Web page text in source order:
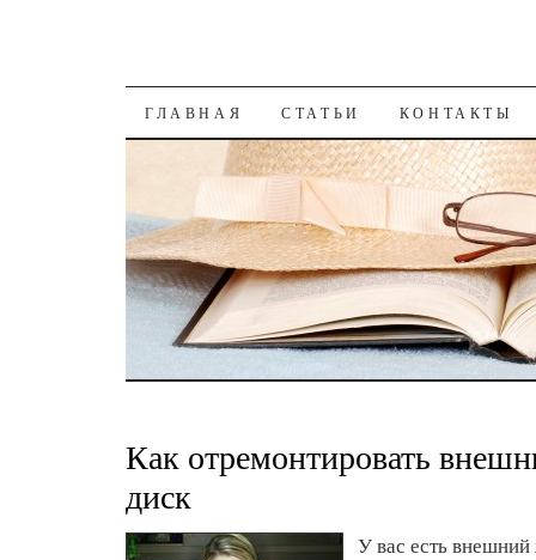
К СОДЕРЖАНИЮ
ГЛАВНАЯ СТАТЬИ КОНТАКТЫ
Как отремонтировать
диск
У вас есть